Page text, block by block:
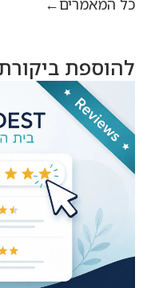
להוספת